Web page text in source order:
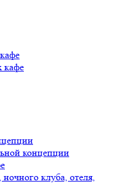
кафе
концепции
клуба, отеля,